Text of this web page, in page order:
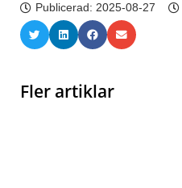
Publicerad: 2025-08-27
Fler artiklar